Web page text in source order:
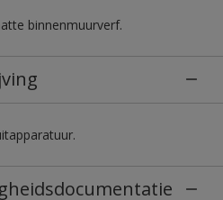
binnenmuurverf.